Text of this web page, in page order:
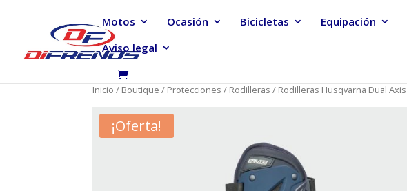
Motos Ocasión Bicicletas Equipación
Aviso legal
Inicio / Boutique / Protecciones / Rodilleras / Rodilleras Husqvarna Dual Axis
¡Oferta!